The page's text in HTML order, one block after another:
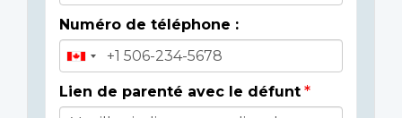
Numéro de téléphone :
Lien de parenté avec le défunt